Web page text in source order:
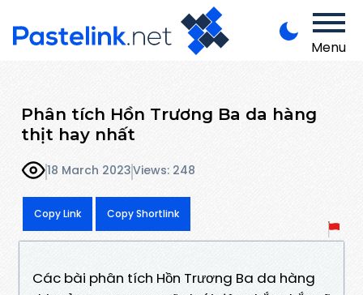
Menu
Phân tích Hồn Trương Ba da hàng
thịt hay nhất
18 March 2023Views: 248
Copy Link Copy Shortlink
Các bài phân tích Hồn Trương Ba da hàng